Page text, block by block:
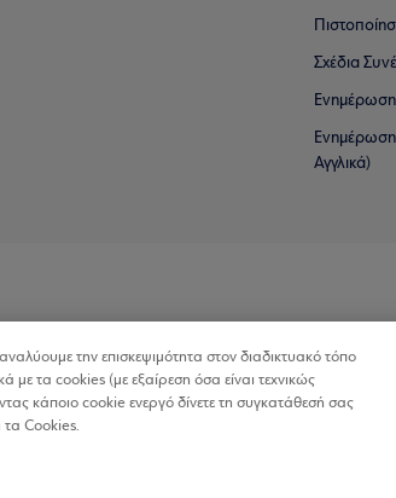
Σχέδια
Ενημέρωση
Αγγλικά)
Πολιτική
την επισκεψιμότητα στον διαδικτυακό τόπο
με τα cookies (με εξαίρεση όσα είναι τεχνικώς
κάποιο cookie ενεργό δίνετε τη συγκατάθεσή σας
τα Cookies.